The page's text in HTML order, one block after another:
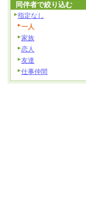
同伴者で絞り込む
指定なし
一人
家族
恋人
友達
仕事仲間